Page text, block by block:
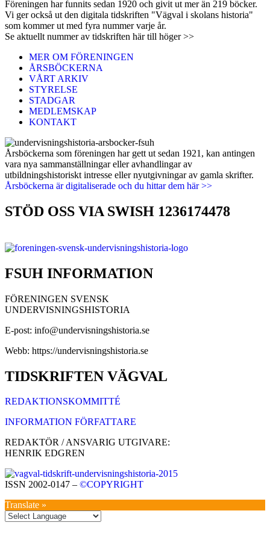
Föreningen har funnits sedan 1920 och givit ut mer än 219 böcker.
Vi ger också ut den digitala tidskriften "Vägval i skolans historia"
som kommer ut med fyra nummer varje år.
Se aktuellt nummer av tidskriften här till höger >>
MER OM FÖRENINGEN
ÅRSBÖCKERNA
VÅRT ARKIV
STYRELSE
STADGAR
MEDLEMSKAP
KONTAKT
Årsböckerna som föreningen har gett ut sedan 1921, kan antingen
vara nya sammanställningar eller avhandlingar av
utbildningshistoriskt intresse eller nyutgivningar av gamla skrifter.
Årsböckerna är digitaliserade och du hittar dem här >>
STÖD OSS VIA SWISH 1236174478
FSUH INFORMATION
FÖRENINGEN SVENSK
UNDERVISNINGSHISTORIA
E-post: info@undervisningshistoria.se
Webb: https://undervisningshistoria.se
TIDSKRIFTEN VÄGVAL
REDAKTIONSKOMMITTÉ
INFORMATION FÖRFATTARE
REDAKTÖR / ANSVARIG UTGIVARE:
HENRIK EDGREN
ISSN 2002-0147 – ©COPYRIGHT
Translate »